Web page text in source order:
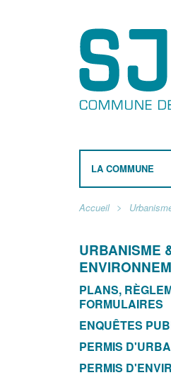
LA COMMUNE
Accueil
URBANISME
PLANS,
FORMULAIRES
ENQUÊTES
PERMIS
PERMIS